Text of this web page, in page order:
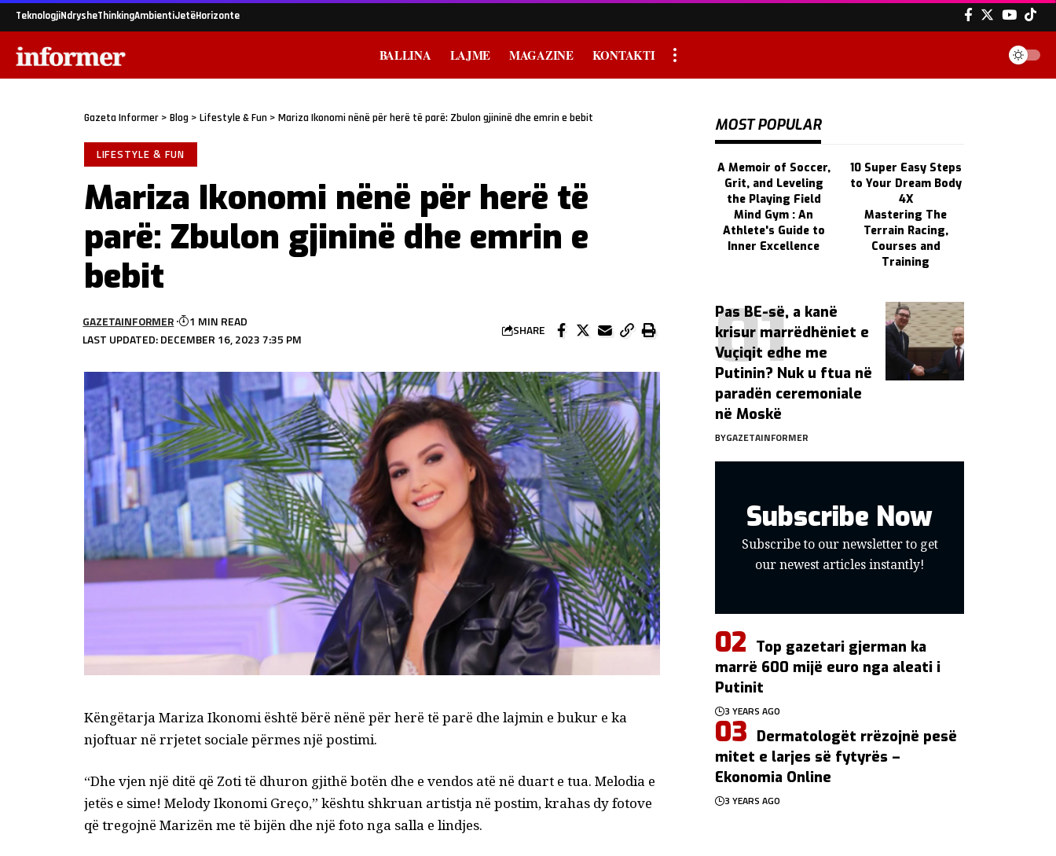
TeknologjiNdrysheThinkingAmbientiJetëHorizonte
BALLINA LAJME MAGAZINE KONTAKTI
Gazeta Informer > Blog > Lifestyle & Fun > Mariza Ikonomi nënë për herë të parë: Zbulon gjininë dhe emrin e bebit
LIFESTYLE & FUN
Mariza Ikonomi nënë për herë të
parë: Zbulon gjininë dhe emrin e
bebit
LAST UPDATED: DECEMBER 16, 2023 7:35 PM
GAZETAINFORMER 1 MIN READ
SHARE
Këngëtarja Mariza Ikonomi është bërë nënë për herë të parë dhe lajmin e bukur e ka
njoftuar në rrjetet sociale përmes një postimi.
“Dhe vjen një ditë që Zoti të dhuron gjithë botën dhe e vendos atë në duart e tua. Melodia e
jetës e sime! Melody Ikonomi Greço,” kështu shkruan artistja në postim, krahas dy fotove
që tregojnë Marizën me të bijën dhe një foto nga salla e lindjes.
MOST POPULAR
A Memoir of Soccer,
Grit, and Leveling
the Playing Field
10 Super Easy Steps
to Your Dream Body
4X
Mind Gym : An
Athlete's Guide to
Inner Excellence
Mastering The
Terrain Racing,
Courses and
Training
Pas BE-së, a kanë
krisur marrëdhëniet e
Vuçiqit edhe me
Putinin? Nuk u ftua në
paradën ceremoniale
në Moskë
BYGAZETAINFORMER
Subscribe Now
Subscribe to our newsletter to get
our newest articles instantly!
Top gazetari gjerman ka
marrë 600 mijë euro nga aleati i
Putinit
3 YEARS AGO
Dermatologët rrëzojnë pesë
mitet e larjes së fytyrës –
Ekonomia Online
3 YEARS AGO